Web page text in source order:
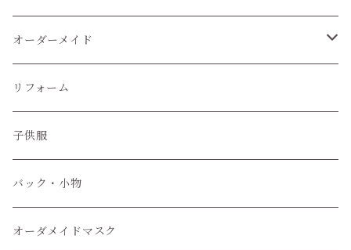
オーダーメイド
ぬいぐるみ服
子供服
小物
リフォーム
子供服
バック・小物
オーダメイドマスク